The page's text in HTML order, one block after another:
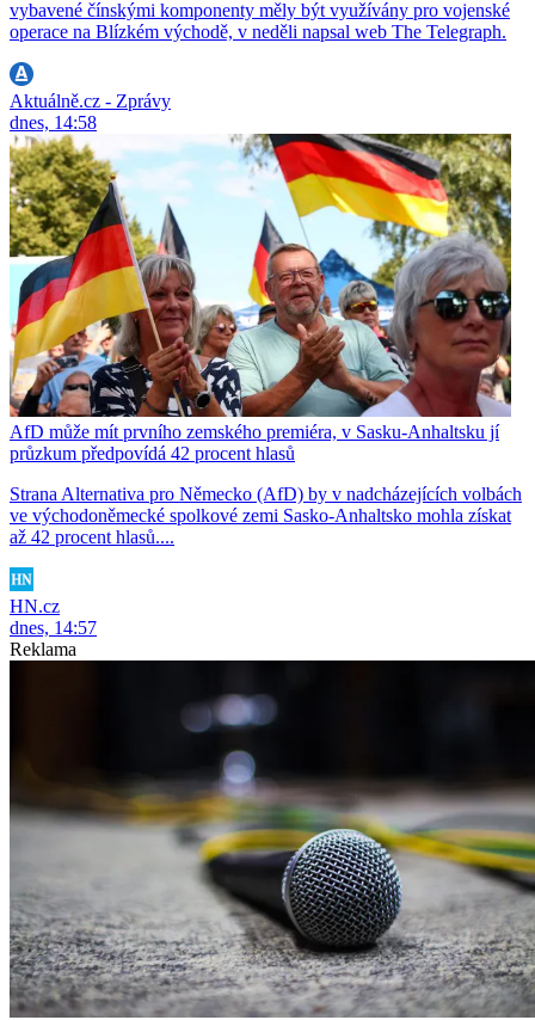
vybavené čínskými komponenty měly být využívány pro vojenské
operace na Blízkém východě, v neděli napsal web The Telegraph.
Aktuálně.cz - Zprávy
dnes, 14:58
AfD může mít prvního zemského premiéra, v Sasku-Anhaltsku jí
průzkum předpovídá 42 procent hlasů
Strana Alternativa pro Německo (AfD) by v nadcházejících volbách
ve východoněmecké spolkové zemi Sasko-Anhaltsko mohla získat
až 42 procent hlasů....
HN.cz
dnes, 14:57
Reklama